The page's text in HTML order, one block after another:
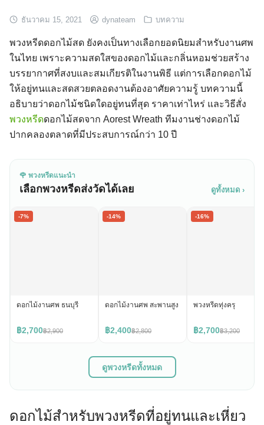
ธันวาคม 15, 2021 dynateam บทความ
พวงหรีดดอกไม้สด ยังคงเป็นทางเลือกยอดนิยมสำหรับงานศพ
ในไทย เพราะความสดใสของดอกไม้และกลิ่นหอมช่วยสร้าง
บรรยากาศที่สงบและสมเกียรติในงานพิธี แต่การเลือกดอกไม้
ให้อยู่ทนและสดสวยตลอดงานต้องอาศัยความรู้ บทความนี้
อธิบายว่าดอกไม้ชนิดใดอยู่ทนที่สุด ราคาเท่าไหร่ และวิธีสั่ง
พวงหรีดดอกไม้สดจาก Aorest Wreath ทีมงานช่างดอกไม้
ปากคลองตลาดที่มีประสบการณ์กว่า 10 ปี
🌹 พวงหรีดแนะนำ
เลือกพวงหรีดส่งวัดได้เลย ดูทั้งหมด ›
-7%
ดอกไม้งานศพ ธนบุรี
฿2,700฿2,900
-14%
ดอกไม้งานศพ สะพานสูง
฿2,400฿2,800
-16%
พวงหรีดทุ่งครุ
฿2,700฿3,200
ดูพวงหรีดทั้งหมด
ดอกไม้สำหรับพวงหรีดที่อยู่ทนและเหี่ยว